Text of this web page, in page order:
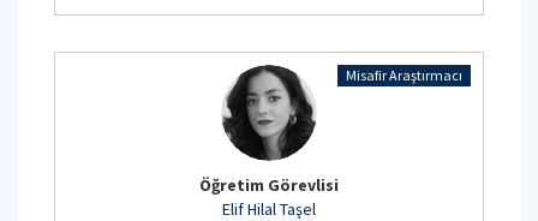
Misafir Araştırmacı
Öğretim Görevlisi
Elif Hilal Taşel